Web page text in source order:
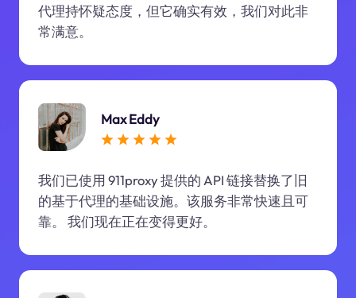
代理持怀疑态度，但它确实有效，我们对此非
常满意。
Max Eddy
我们已使用 911proxy 提供的 API 链接替换了旧
的基于代理的基础设施。该服务非常快速且可
靠。 我们现在正在变得更好。